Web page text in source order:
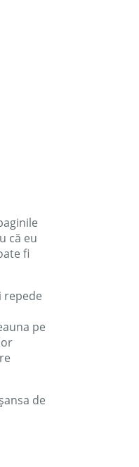
că eu
fi
repede
pe
de